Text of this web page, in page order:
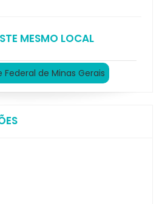
MESMO LOCAL
Federal de Minas Gerais